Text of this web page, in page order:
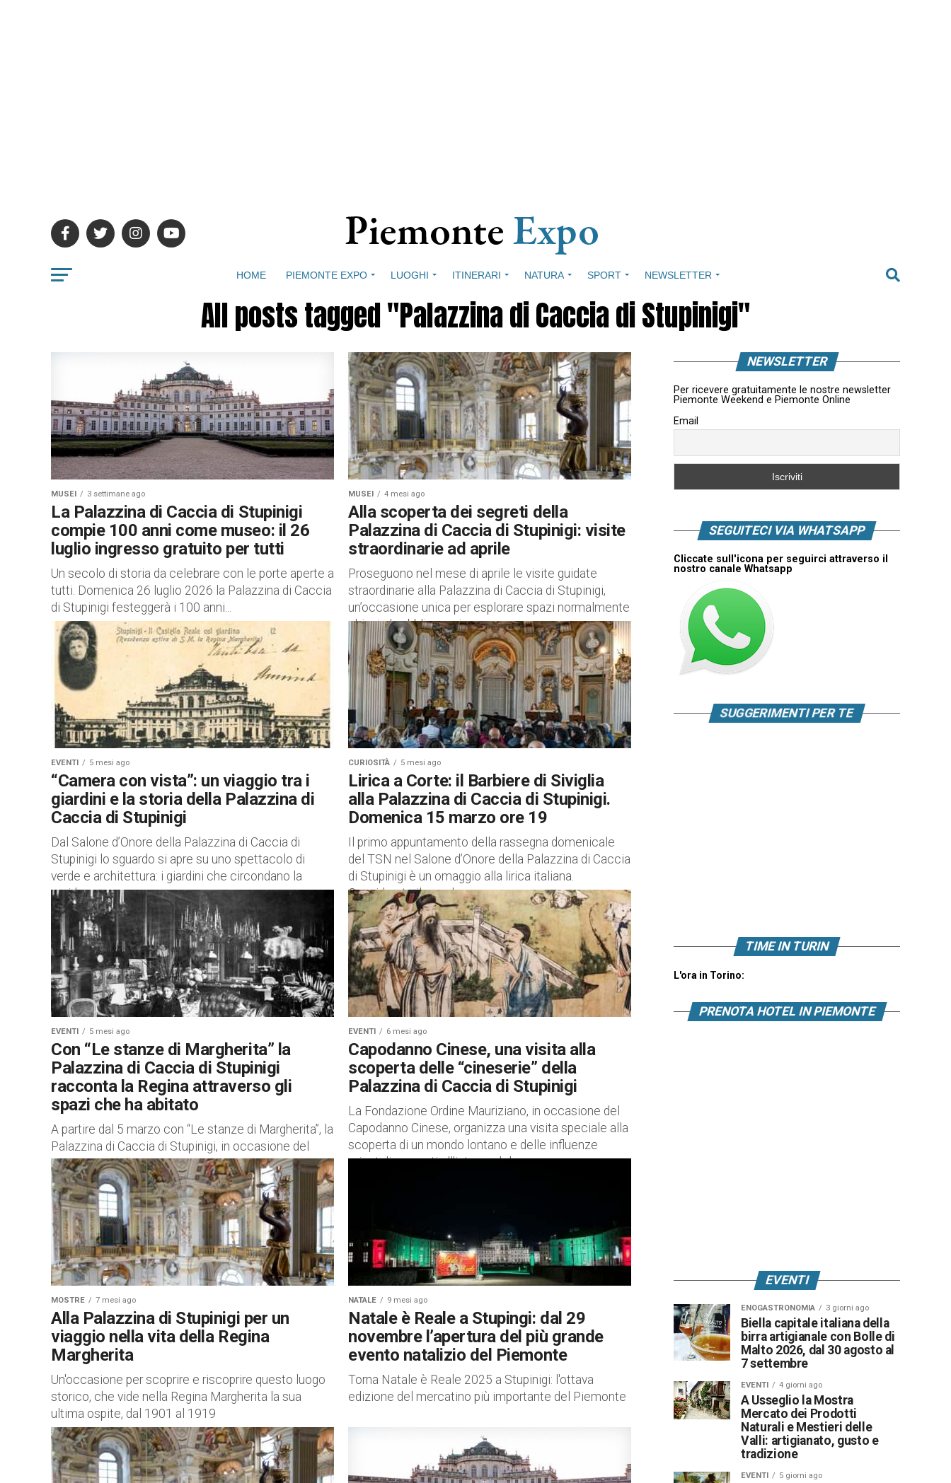
HOME PIEMONTE EXPO LUOGHI ITINERARI NATURA SPORT NEWSLETTER
All posts tagged "Palazzina di Caccia di Stupinigi"
MUSEI 3 settimane ago
La Palazzina di Caccia di Stupinigi
compie 100 anni come museo: il 26
luglio ingresso gratuito per tutti
Un secolo di storia da celebrare con le porte aperte a
tutti. Domenica 26 luglio 2026 la Palazzina di Caccia
di Stupinigi festeggerà i 100 anni...
MUSEI 4 mesi ago
Alla scoperta dei segreti della
Palazzina di Caccia di Stupinigi: visite
straordinarie ad aprile
Proseguono nel mese di aprile le visite guidate
straordinarie alla Palazzina di Caccia di Stupinigi,
un’occasione unica per esplorare spazi normalmente
chiusi al pubblico e vivere...
EVENTI 5 mesi ago
“Camera con vista”: un viaggio tra i
giardini e la storia della Palazzina di
Caccia di Stupinigi
Dal Salone d’Onore della Palazzina di Caccia di
Stupinigi lo sguardo si apre su uno spettacolo di
verde e architettura: i giardini che circondano la
residenza...
CURIOSITÀ 5 mesi ago
Lirica a Corte: il Barbiere di Siviglia
alla Palazzina di Caccia di Stupinigi.
Domenica 15 marzo ore 19
Il primo appuntamento della rassegna domenicale
del TSN nel Salone d’Onore della Palazzina di Caccia
di Stupinigi è un omaggio alla lirica italiana.
Considerato il capolavoro...
EVENTI 5 mesi ago
Con “Le stanze di Margherita” la
Palazzina di Caccia di Stupinigi
racconta la Regina attraverso gli
spazi che ha abitato
A partire dal 5 marzo con “Le stanze di Margherita”, la
Palazzina di Caccia di Stupinigi, in occasione del
centenario della morte, invita i visitatori a...
EVENTI 6 mesi ago
Capodanno Cinese, una visita alla
scoperta delle “cineserie” della
Palazzina di Caccia di Stupinigi
La Fondazione Ordine Mauriziano, in occasione del
Capodanno Cinese, organizza una visita speciale alla
scoperta di un mondo lontano e delle influenze
orientali presenti all’interno del...
MOSTRE 7 mesi ago
Alla Palazzina di Stupinigi per un
viaggio nella vita della Regina
Margherita
Un'occasione per scoprire e riscoprire questo luogo
storico, che vide nella Regina Margherita la sua
ultima ospite, dal 1901 al 1919
NATALE 9 mesi ago
Natale è Reale a Stupingi: dal 29
novembre l’apertura del più grande
evento natalizio del Piemonte
Torna Natale è Reale 2025 a Stupinigi: l'ottava
edizione del mercatino più importante del Piemonte
NEWSLETTER
Per ricevere gratuitamente le nostre newsletter
Piemonte Weekend e Piemonte Online
Email
SEGUITECI VIA WHATSAPP
Cliccate sull'icona per seguirci attraverso il
nostro canale Whatsapp
SUGGERIMENTI PER TE
TIME IN TURIN
L'ora in Torino:
PRENOTA HOTEL IN PIEMONTE
EVENTI
ENOGASTRONOMIA 3 giorni ago
Biella capitale italiana della
birra artigianale con Bolle di
Malto 2026, dal 30 agosto al
7 settembre
EVENTI 4 giorni ago
A Usseglio la Mostra
Mercato dei Prodotti
Naturali e Mestieri delle
Valli: artigianato, gusto e
tradizione
EVENTI 5 giorni ago